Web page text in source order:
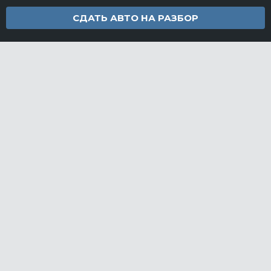
СДАТЬ АВТО НА РАЗБОР